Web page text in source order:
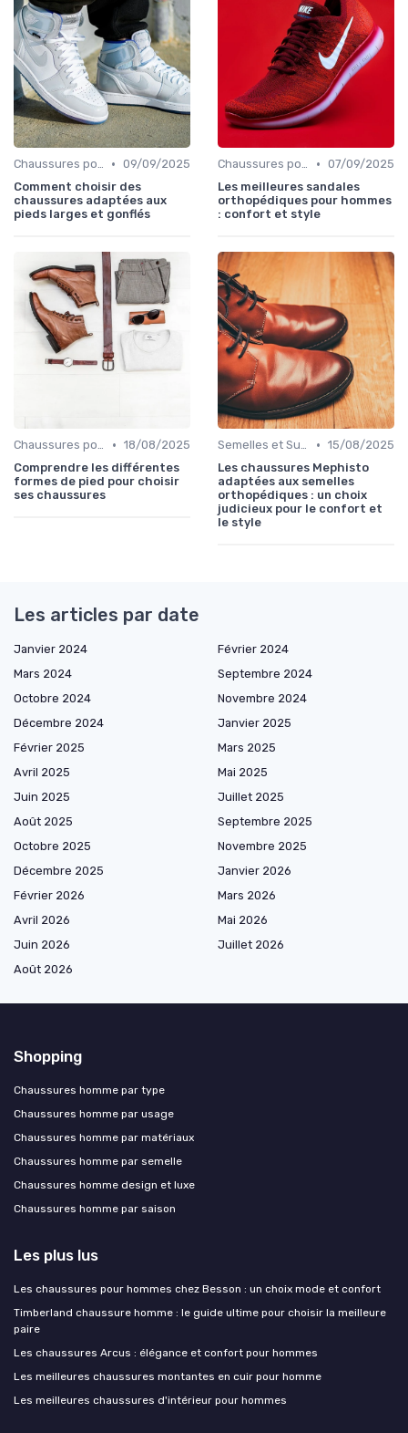
Chaussures pour Conditions Spécifiques • 09/09/2025
Comment choisir des
chaussures adaptées aux
pieds larges et gonflés
Chaussures pour Conditions Spécifiques • 07/09/2025
Les meilleures sandales
orthopédiques pour hommes
: confort et style
Chaussures pour Conditions Spécifiques • 18/08/2025
Comprendre les différentes
formes de pied pour choisir
ses chaussures
Semelles et Supports Orthopédiques • 15/08/2025
Les chaussures Mephisto
adaptées aux semelles
orthopédiques : un choix
judicieux pour le confort et
le style
Les articles par date
Janvier 2024
Février 2024
Mars 2024
Septembre 2024
Octobre 2024
Novembre 2024
Décembre 2024
Janvier 2025
Février 2025
Mars 2025
Avril 2025
Mai 2025
Juin 2025
Juillet 2025
Août 2025
Septembre 2025
Octobre 2025
Novembre 2025
Décembre 2025
Janvier 2026
Février 2026
Mars 2026
Avril 2026
Mai 2026
Juin 2026
Juillet 2026
Août 2026
Shopping
Chaussures homme par type
Chaussures homme par usage
Chaussures homme par matériaux
Chaussures homme par semelle
Chaussures homme design et luxe
Chaussures homme par saison
Les plus lus
Les chaussures pour hommes chez Besson : un choix mode et confort
Timberland chaussure homme : le guide ultime pour choisir la meilleure
paire
Les chaussures Arcus : élégance et confort pour hommes
Les meilleures chaussures montantes en cuir pour homme
Les meilleures chaussures d'intérieur pour hommes